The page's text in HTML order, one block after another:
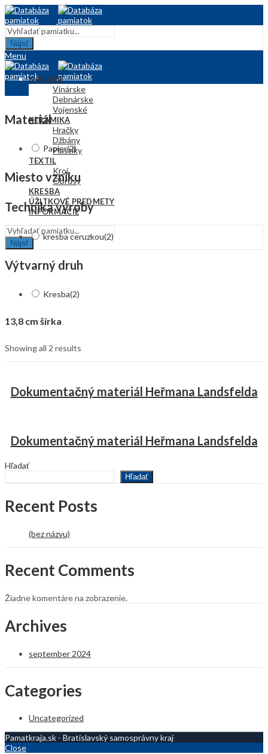
Nájsť
Menu
NÁRADIE
Vinárske
Debnárske
Vojenské
KERAMIKA
Hračky
Džbány
Plastiky
TEXTIL
Kroj
Obrusy
KRESBA
ÚŽITKOVÉ PREDMETY
INFORMÁCIE
Nájsť
Materiál
Papier(2)
Miesto vzniku
Technika výroby
kresba ceruzkou(2)
Výtvarný druh
Kresba(2)
13,8 cm šírka
Showing all 2 results
Dokumentačný materiál Heřmana Landsfelda
Dokumentačný materiál Heřmana Landsfelda
Hľadať
Hľadať
Recent Posts
(bez názvu)
Recent Comments
Žiadne komentáre na zobrazenie.
Archives
september 2024
Categories
Uncategorized
Pamatkraja.sk - Bratislavský samosprávny kraj
Close